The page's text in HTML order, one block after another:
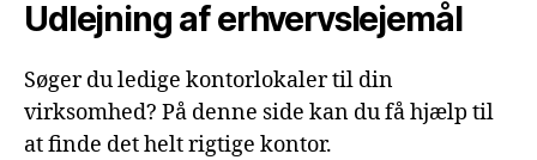
Udlejning af erhvervslejemål
Søger du ledige kontorlokaler til din
virksomhed? På denne side kan du få hjælp til
at finde det helt rigtige kontor.